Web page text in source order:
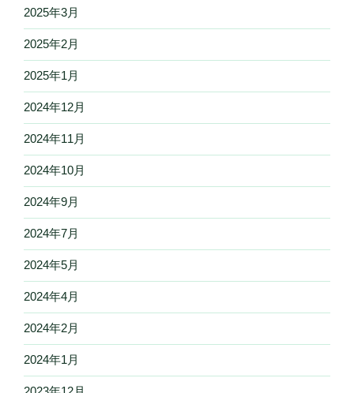
2025年3月
2025年2月
2025年1月
2024年12月
2024年11月
2024年10月
2024年9月
2024年7月
2024年5月
2024年4月
2024年2月
2024年1月